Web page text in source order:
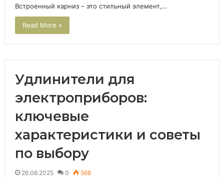
Встроенный карниз – это стильный элемент,…
Read More »
Удлинители для
электроприборов:
ключевые
характеристики и советы
по выбору
26.06.2025 0 568